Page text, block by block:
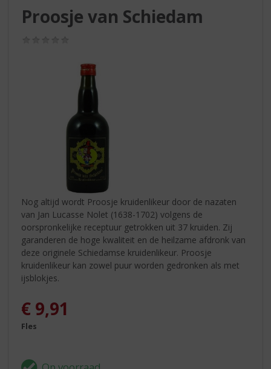
Proosje van Schiedam
Nog altijd wordt Proosje kruidenlikeur door de nazaten
van Jan Lucasse Nolet (1638-1702) volgens de
oorspronkelijke receptuur getrokken uit 37 kruiden. Zij
garanderen de hoge kwaliteit en de heilzame afdronk van
deze originele Schiedamse kruidenlikeur. Proosje
kruidenlikeur kan zowel puur worden gedronken als met
ijsblokjes.
€ 9,91
Fles